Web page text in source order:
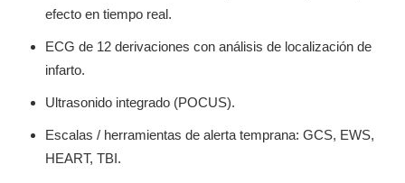
efecto en tiempo real.
ECG de 12 derivaciones con análisis de localización de
infarto.
Ultrasonido integrado (POCUS).
Escalas / herramientas de alerta temprana: GCS, EWS,
HEART, TBI.